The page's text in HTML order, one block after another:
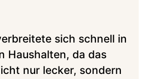
sich schnell in
Haushalten, da das
nur lecker, sondern